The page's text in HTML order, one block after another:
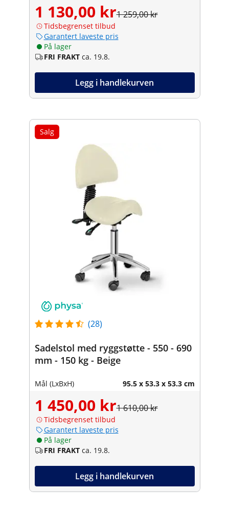
1 130,00 kr1 259,00 kr
Tidsbegrenset tilbud
Garantert laveste pris
På lager
FRI FRAKT ca. 19.8.
Legg i handlekurven
Salg
(28)
Sadelstol med ryggstøtte - 550 - 690
mm - 150 kg - Beige
Mål (LxBxH) 95.5 x 53.3 x 53.3 cm
1 450,00 kr1 610,00 kr
Tidsbegrenset tilbud
Garantert laveste pris
På lager
FRI FRAKT ca. 19.8.
Legg i handlekurven